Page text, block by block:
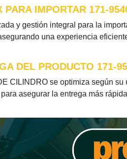
IMPORTAR 171-
y gestión integral para la
una experiencia
DEL PRODUCTO 171-
CILINDRO se optimiza según
asegurar la entrega más